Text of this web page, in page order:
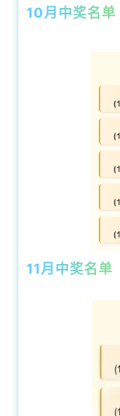
10月中奖名单
11月中奖名单